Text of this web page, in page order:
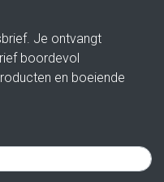
Je ontvangt
boordevol
en boeiende